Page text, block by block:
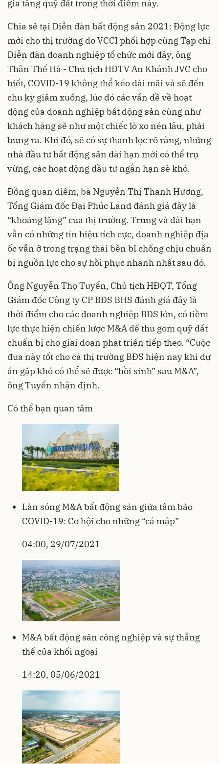
gia tăng quỹ đất trong thời điểm này.
Chia sẻ tại Diễn đàn bất động sản 2021: Động lực
mới cho thị trường do VCCI phối hợp cùng Tạp chí
Diễn đàn doanh nghiệp tổ chức mới đây, ông
Thân Thế Hà - Chủ tịch HĐTV An Khánh JVC cho
biết, COVID-19 không thể kéo dài mãi và sẽ đến
chu kỳ giảm xuống, lúc đó các vấn đề về hoạt
động của doanh nghiệp bất động sản cũng như
khách hàng sẽ như một chiếc lò xo nén lâu, phải
bung ra. Khi đó, sẽ có sự thanh lọc rõ ràng, những
nhà đầu tư bất động sản dài hạn mới có thể trụ
vững, các hoạt động đầu tư ngắn hạn sẽ khó.
Đồng quan điểm, bà Nguyễn Thị Thanh Hương,
Tổng Giám đốc Đại Phúc Land đánh giá đây là
“khoảng lặng” của thị trường. Trung và dài hạn
vẫn có những tín hiệu tích cực, doanh nghiệp địa
ốc vẫn ở trong trạng thái bền bỉ chống chịu chuẩn
bị nguồn lực cho sự hồi phục nhanh nhất sau đó.
Ông Nguyễn Thọ Tuyển, Chủ tịch HĐQT, Tổng
Giám đốc Công ty CP BĐS BHS đánh giá đây là
thời điểm cho các doanh nghiệp BĐS lớn, có tiềm
lực thực hiện chiến lược M&A để thu gom quỹ đất
chuẩn bị cho giai đoạn phát triển tiếp theo. “Cuộc
đua này tốt cho cả thị trường BĐS hiện nay khi dự
án gặp khó có thể sẽ được “hồi sinh” sau M&A”,
ông Tuyển nhận định.
Có thể bạn quan tâm
Làn sóng M&A bất động sản giữa tâm bão
COVID-19: Cơ hội cho những “cá mập”
04:00, 29/07/2021
M&A bất động sản công nghiệp và sự thắng
thế của khối ngoại
14:20, 05/06/2021